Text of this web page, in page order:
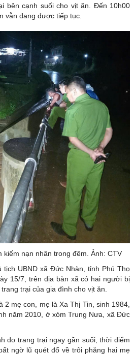
bên cạnh suối cho vịt ăn. Đến 10h00
vẫn đang được tiếp tục.
nạn nhân trong đêm. Ảnh: CTV
tịch UBND xã Đức Nhàn, tỉnh Phú Thọ
15/7, trên địa bàn xã có hai người bị
trại của gia đình cho vịt ăn.
2 mẹ con, mẹ là Xa Thị Tin, sinh 1984,
năm 2010, ở xóm Trung Nưa, xã Đức
do trang trại ngay gần suối, thời điểm
ngờ lũ quét đổ về trôi phăng hai mẹ